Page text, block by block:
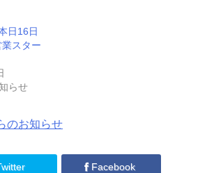
日16日
スター
らせ
のお知らせ
Facebook